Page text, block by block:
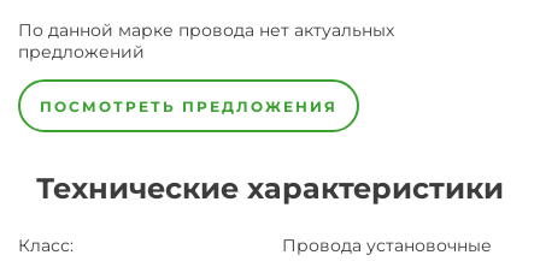
По данной марке провода нет актуальных
предложений
ПОСМОТРЕТЬ ПРЕДЛОЖЕНИЯ
Технические характеристики
Класс:
Провода установочные